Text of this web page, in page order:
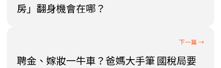
房」翻身機會在哪？
聘金、嫁妝一牛車？爸媽大手筆 國稅局要